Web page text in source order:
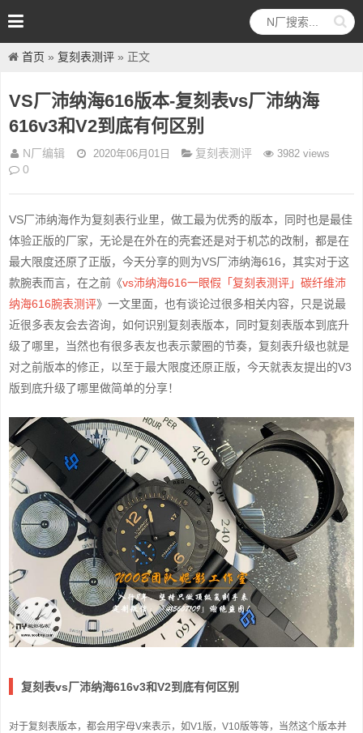
首页 » 复刻表测评 » 正文
VS厂沛纳海616版本-复刻表vs厂沛纳海
616v3和V2到底有何区别
N厂编辑 2020年06月01日 复刻表测评 3982 views
0
VS厂沛纳海作为复刻表行业里，做工最为优秀的版本，同时也是最佳
体验正版的厂家，无论是在外在的壳套还是对于机芯的改制，都是在
最大限度还原了正版，今天分享的则为VS厂沛纳海616，其实对于这
款腕表而言，在之前《vs沛纳海616一眼假「复刻表测评」碳纤维沛
纳海616腕表测评》一文里面，也有谈论过很多相关内容，只是说最
近很多表友会去咨询，如何识别复刻表版本，同时复刻表版本到底升
级了哪里，当然也有很多表友也表示蒙圈的节奏，复刻表升级也就是
对之前版本的修正，以至于最大限度还原正版，今天就表友提出的V3
版到底升级了哪里做简单的分享！
复刻表vs厂沛纳海616v3和V2到底有何区别
对于复刻表版本，都会用字母V来表示，如V1版，V10版等等，当然这个版本并